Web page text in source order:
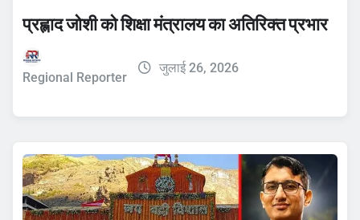
प्रह्लाद जोशी को शिक्षा मंत्रालय का अतिरिक्त प्रभार
Regional Reporter
जुलाई 26, 2026